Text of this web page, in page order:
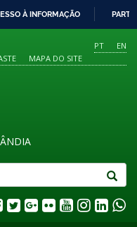
À INFORMAÇÃO
PT
EN
MAPA DO SITE